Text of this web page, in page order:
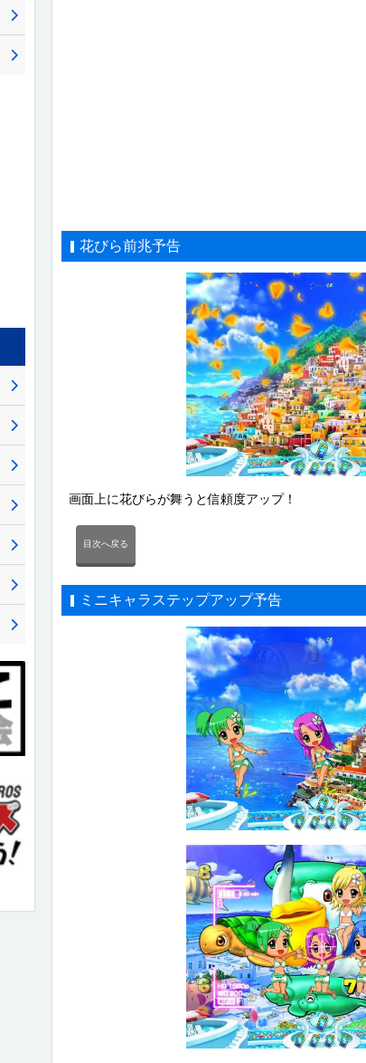
花びら前兆予告
画面上に花びらが舞うと信頼度アップ！
目次へ戻る
ミニキャラステップアップ予告